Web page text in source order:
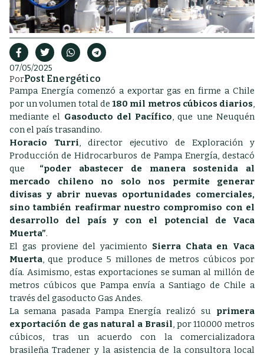
07/05/2025
PorPost Energético
Pampa Energía comenzó a exportar gas en firme a Chile
por un volumen total de 180 mil metros cúbicos diarios,
mediante el Gasoducto del Pacífico, que une Neuquén
con el país trasandino.
Horacio Turri, director ejecutivo de Exploración y
Producción de Hidrocarburos de Pampa Energía, destacó
que “poder abastecer de manera sostenida al
mercado chileno no solo nos permite generar
divisas y abrir nuevas oportunidades comerciales,
sino también reafirmar nuestro compromiso con el
desarrollo del país y con el potencial de Vaca
Muerta”.
El gas proviene del yacimiento Sierra Chata en Vaca
Muerta, que produce 5 millones de metros cúbicos por
día. Asimismo, estas exportaciones se suman al millón de
metros cúbicos que Pampa envía a Santiago de Chile a
través del gasoducto Gas Andes.
La semana pasada Pampa Energía realizó su primera
exportación de gas natural a Brasil, por 110.000 metros
cúbicos, tras un acuerdo con la comercializadora
brasileña Tradener y la asistencia de la consultora local